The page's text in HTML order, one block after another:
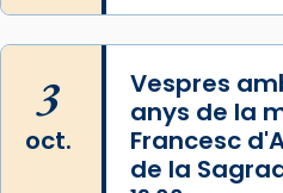
3
oct.
Vespres
anys de la
Francesc
de la